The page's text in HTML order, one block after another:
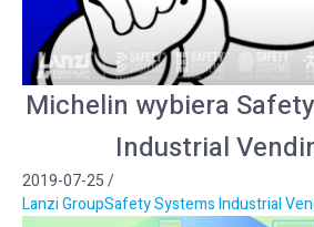
Michelin wybiera
Industrial
2019-07-25/
Lanzi GroupSafety Systems Industrial